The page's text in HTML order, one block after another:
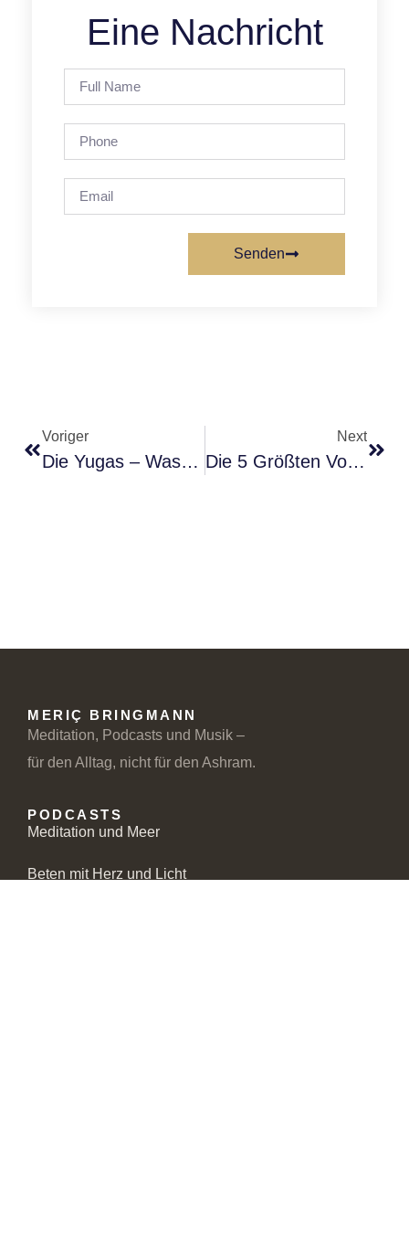
Eine Nachricht
Senden
Voriger
Die Yugas – Was Die Indische Zeitphilosophie Über Unsere Gegenwart Verrät
Next
Die 5 Größten Vorteile Von Online-Meditationskursen – Mehr Achtsamkeit, Weniger Stress
MERIÇ BRINGMANN
Meditation, Podcasts und Musik –
für den Alltag, nicht für den Ashram.
PODCASTS
Meditation und Meer
Beten mit Herz und Licht